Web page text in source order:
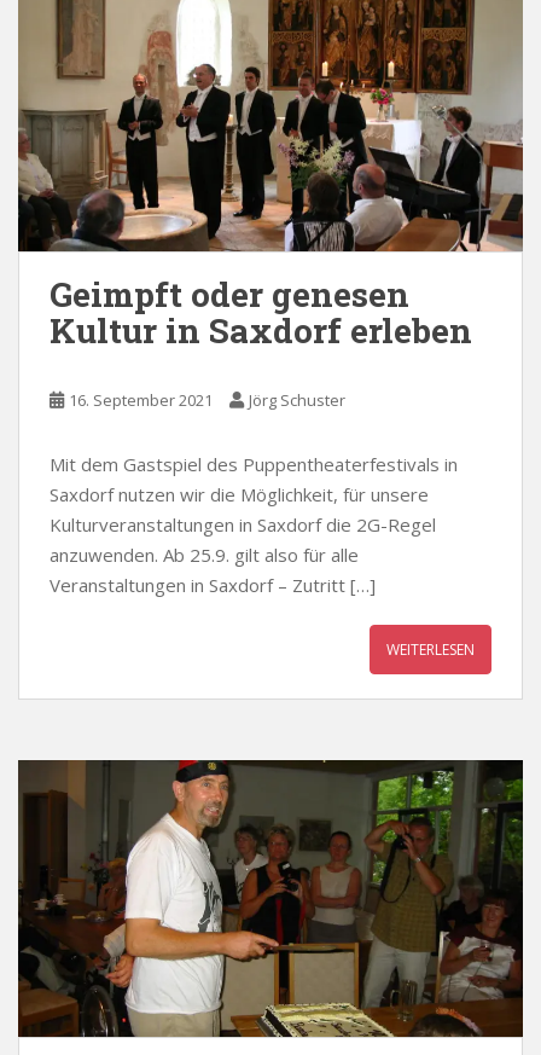
Geimpft oder genesen
Kultur in Saxdorf erleben
16. September 2021 Jörg Schuster
Mit dem Gastspiel des Puppentheaterfestivals in
Saxdorf nutzen wir die Möglichkeit, für unsere
Kulturveranstaltungen in Saxdorf die 2G-Regel
anzuwenden. Ab 25.9. gilt also für alle
Veranstaltungen in Saxdorf – Zutritt […]
WEITERLESEN